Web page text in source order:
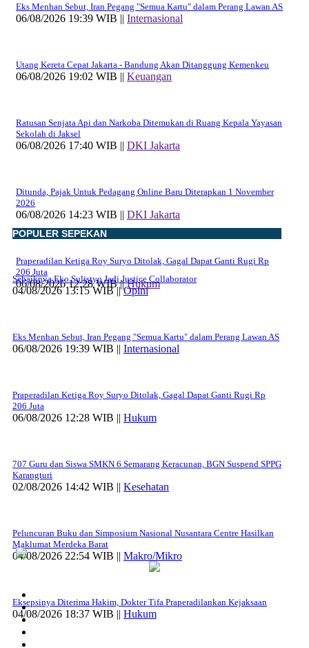
Eks Menhan Sebut, Iran Pegang "Semua Kartu" dalam Perang Lawan AS
06/08/2026 19:39 WIB || Internasional
Utang Kereta Cepat Jakarta - Bandung Akan Ditanggung Kemenkeu
06/08/2026 19:02 WIB || Keuangan
Ratusan Senjata Api dan Narkoba Ditemukan di Ruang Kepala Yayasan
Sekolah di Jaksel
06/08/2026 17:40 WIB || DKI Jakarta
Ditunda, Pajak Untuk Pedagang Online Baru Diterapkan 1 November
2026
06/08/2026 14:23 WIB || DKI Jakarta
Praperadilan Ketiga Roy Suryo Ditolak, Gagal Dapat Ganti Rugi Rp
206 Juta
06/08/2026 12:28 WIB ||Hukum
POPULER SEPEKAN
Sebaiknya Eko Sulistyo Jadi Justice Collaborator
04/08/2026 13:15 WIB ||Opini
Eks Menhan Sebut, Iran Pegang "Semua Kartu" dalam Perang Lawan AS
06/08/2026 19:39 WIB || Internasional
Praperadilan Ketiga Roy Suryo Ditolak, Gagal Dapat Ganti Rugi Rp
206 Juta
06/08/2026 12:28 WIB || Hukum
707 Guru dan Siswa SMKN 6 Semarang Keracunan, BGN Suspend SPPG
Karangturi
02/08/2026 14:42 WIB || Kesehatan
Peluncuran Buku dan Simposium Nasional Nusantara Centre Hasilkan
Maklumat Merdeka Barat
04/08/2026 22:54 WIB || Makro/Mikro
Eksepsinya Diterima Hakim, Dokter Tifa Praperadilankan Kejaksaan
04/08/2026 18:37 WIB || Hukum